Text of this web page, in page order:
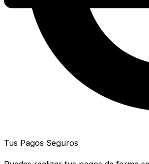
Tus Pagos Seguros